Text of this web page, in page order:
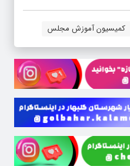
کمیسیون آموزش مجلس